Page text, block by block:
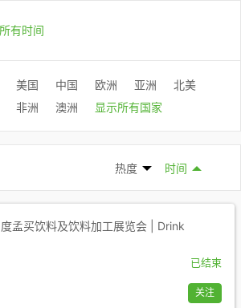
有时间
美国 中国 欧洲 亚洲
北美
非洲 澳洲 显示所有国家
热度 时间
孟买饮料及饮料加工展览会 | Drink
已结束
关注